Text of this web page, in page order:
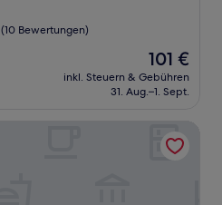
(10 Bewertungen)
Der
Preis
beträgt
101 €
inkl. Steuern & Gebühren
31. Aug.–1. Sept.